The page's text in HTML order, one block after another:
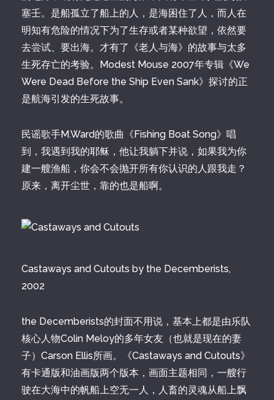
塞壬。是船孤立了船上的人，是海困住了人，而人在
明知有危险的情况下为了生存或者某种欲望，依然要
去尝试、要出海。才有了《老人与海》的故事与太多
生死存亡的考验。Modest Mouse 2007年专辑《We
Were Dead Before the Ship Even Sank》探讨的正
是航海引发的生死故事。
民谣歌手M.Ward的歌曲《Fishing Boat Song》唱
到，我遇到我的耶稣，他让我躺下并说，如果我为你
建一艘渔船，你会不会抛开所有你认识的人跟我走？
原来，离开尘世，靠的也是船啊。
Castaways and Cutouts by the Decemberists,
2002
the Decemberists的封面不用说，基本上都是由乐队
核心人物Colin Meloy的多年女友（也就是现在的妻
子）Carson Ellis所画。《Castaways and Cutouts》
有卡通版和油画版两个版本，画面主题相同，一艘行
驶在大海中的帆船上空无一人，人畜的灵魂从船上飘